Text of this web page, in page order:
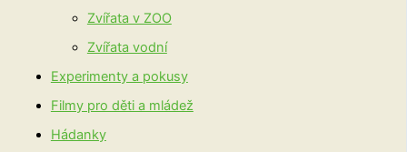
Zvířata v ZOO
Zvířata vodní
Experimenty a pokusy
Filmy pro děti a mládež
Hádanky